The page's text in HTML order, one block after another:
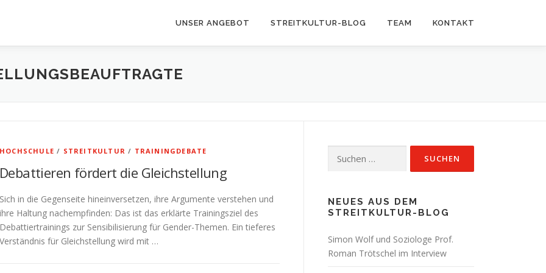
UNSER ANGEBOT STREITKULTUR-BLOG TEAM KONTAKT
HOCHSCHULE / STREITKULTUR / TRAININGDEBATE
Debattieren fördert die Gleichstellung
Sich in die Gegenseite hineinversetzen, ihre Argumente verstehen und
ihre Haltung nachempfinden: Das ist das erklärte Trainingsziel des
Debattiertrainings zur Sensibilisierung für Gender-Themen. Ein tieferes
Verständnis für Gleichstellung wird mit …
nach:
NEUES AUS DEM
STREITKULTUR-BLOG
Simon Wolf und Soziologe Prof.
Roman Trötschel im Interview